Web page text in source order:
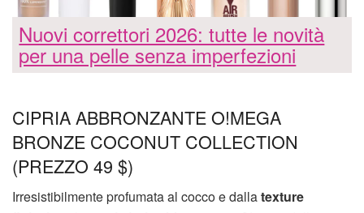
Nuovi correttori 2026: tutte le novità
per una pelle senza imperfezioni
CIPRIA ABBRONZANTE O!MEGA
BRONZE COCONUT COLLECTION
(PREZZO 49 $)
Irresistibilmente profumata al cocco e dallatexture